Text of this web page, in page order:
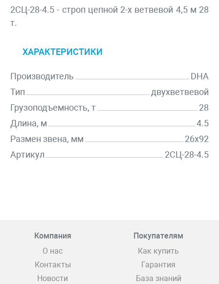
2СЦ-28-4.5 - строп цепной 2-х ветвевой 4,5 м 28
т.
ХАРАКТЕРИСТИКИ
Производитель
DHA
Тип
двухветвевой
Грузоподъемность, т
28
Длина, м
4.5
Размен звена, мм
26х92
Артикул
2СЦ-28-4.5
Компания
О нас
Контакты
Новости
Покупателям
Как купить
Гарантия
База знаний